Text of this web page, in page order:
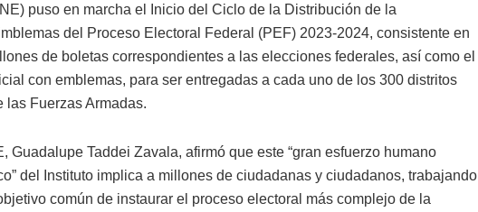
puso en marcha el Inicio del Ciclo de la Distribución de la
del Proceso Electoral Federal (PEF) 2023-2024, consistente en
de boletas correspondientes a las elecciones federales, así como el
con emblemas, para ser entregadas a cada uno de los 300 distritos
las Fuerzas Armadas.
Guadalupe Taddei Zavala, afirmó que este “gran esfuerzo humano
del Instituto implica a millones de ciudadanas y ciudadanos, trabajando
común de instaurar el proceso electoral más complejo de la